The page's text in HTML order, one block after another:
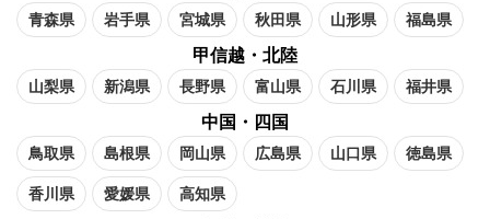
青森県 岩手県 宮城県 秋田県 山形県 福島県
甲信越・北陸
山梨県 新潟県 長野県 富山県 石川県 福井県
中国・四国
鳥取県 島根県 岡山県 広島県 山口県 徳島県
香川県 愛媛県 高知県